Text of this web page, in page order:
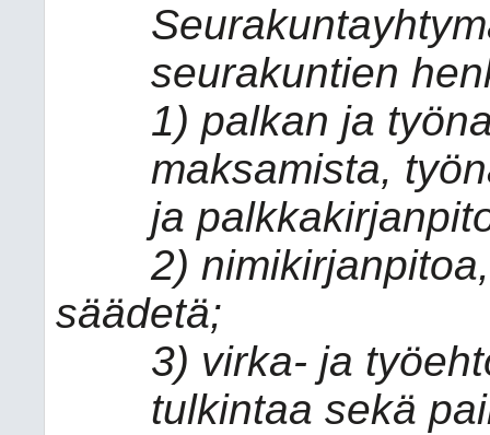
seurakuntien
1) palkan ja
maksamista,
ja
2)
säädetä;
3) virka- ja
tulkintaa sekä